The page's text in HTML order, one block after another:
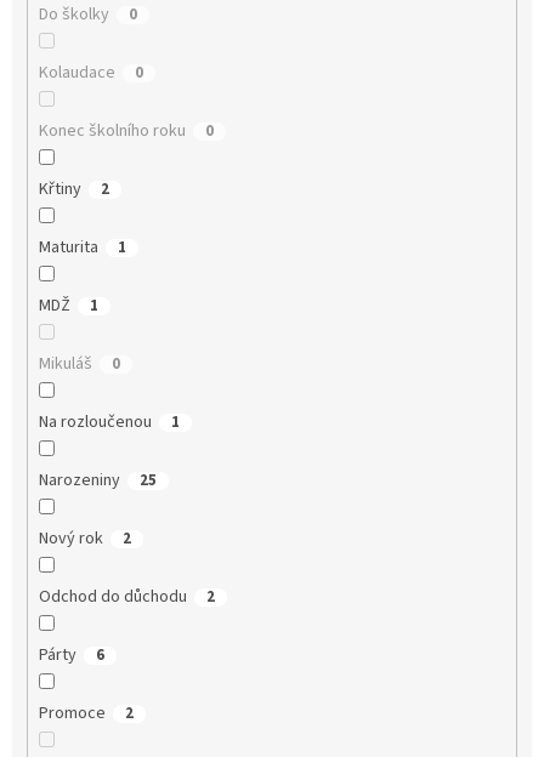
Do školky 0
Kolaudace 0
Konec školního roku 0
Křtiny 2
Maturita 1
MDŽ 1
Mikuláš 0
Na rozloučenou 1
Narozeniny 25
Nový rok 2
Odchod do důchodu 2
Párty 6
Promoce 2